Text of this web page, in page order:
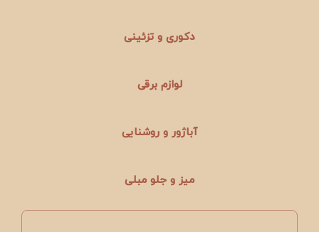
دکوری و تزئینی
لوازم برقی
آباژور و روشنایی
میز و جلو مبلی